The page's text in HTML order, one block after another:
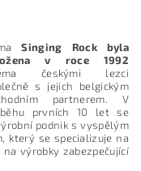
Singing Rock byla
v roce 1992
českými lezci
s jejich belgickým
partnerem. V
prvních 10 let se
podnik s vyspělým
který se specializuje na
výrobky zabezpečující